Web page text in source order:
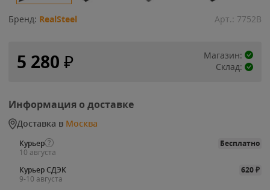
Бренд: RealSteel Арт.: 7752B
5 280 ₽
Магазин:
Склад:
Информация о доставке
Доставка в Москва
Курьер
Бесплатно
10 августа
Курьер СДЭК
620₽
9-10 августа